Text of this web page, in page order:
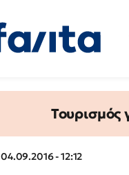
04.09.2016 - 12:12